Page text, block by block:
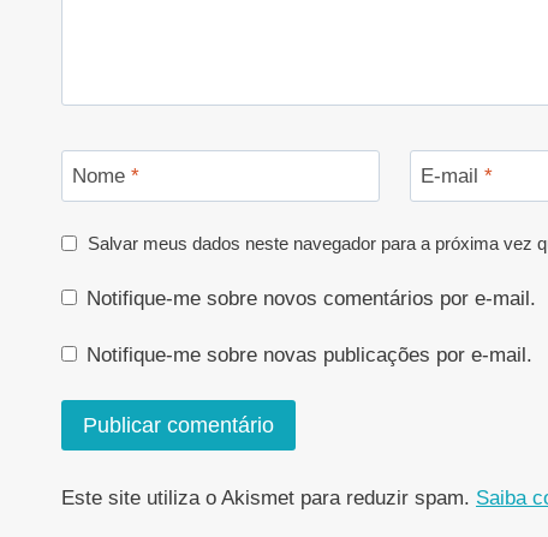
Nome * E-mail *
Salvar meus dados neste navegador para a próxima vez
Notifique-me sobre novos comentários por e-mail.
Notifique-me sobre novas publicações por e-mail.
Este site utiliza o Akismet para reduzir spam. Saiba